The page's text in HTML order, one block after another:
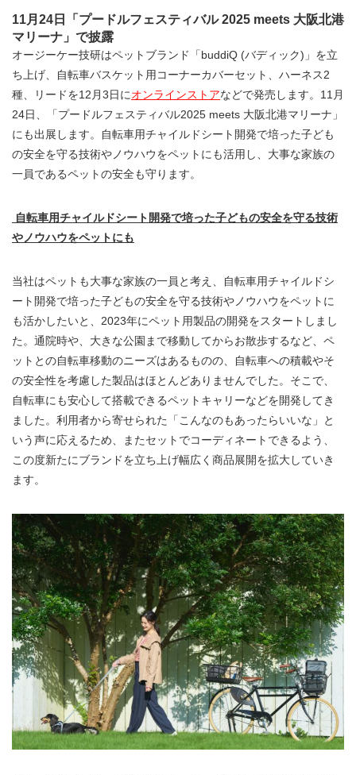
11月24日「プードルフェスティバル 2025 meets 大阪北港
マリーナ」で披露
オージーケー技研はペットブランド「buddiQ (バディック)」を立
ち上げ、自転車バスケット用コーナーカバーセット、ハーネス2
種、リードを12月3日にオンラインストアなどで発売します。11月
24日、「プードルフェスティバル2025 meets 大阪北港マリーナ」
にも出展します。自転車用チャイルドシート開発で培った子ども
の安全を守る技術やノウハウをペットにも活用し、大事な家族の
一員であるペットの安全も守ります。
自転車用チャイルドシート開発で培った子どもの安全を守る技術
やノウハウをペットにも
当社はペットも大事な家族の一員と考え、自転車用チャイルドシ
ート開発で培った子どもの安全を守る技術やノウハウをペットに
も活かしたいと、2023年にペット用製品の開発をスタートしまし
た。通院時や、大きな公園まで移動してからお散歩するなど、ペ
ットとの自転車移動のニーズはあるものの、自転車への積載やそ
の安全性を考慮した製品はほとんどありませんでした。そこで、
自転車にも安心して搭載できるペットキャリーなどを開発してき
ました。利用者から寄せられた「こんなのもあったらいいな」と
いう声に応えるため、またセットでコーディネートできるよう、
この度新たにブランドを立ち上げ幅広く商品展開を拡大していき
ます。